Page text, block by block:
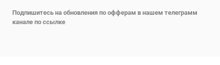
Подпишитесь на обновления по офферам в нашем телеграмм
канале по ссылке